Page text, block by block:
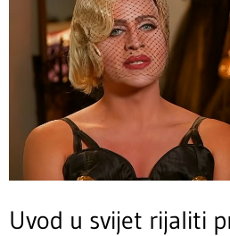
Uvod u svijet rijaliti